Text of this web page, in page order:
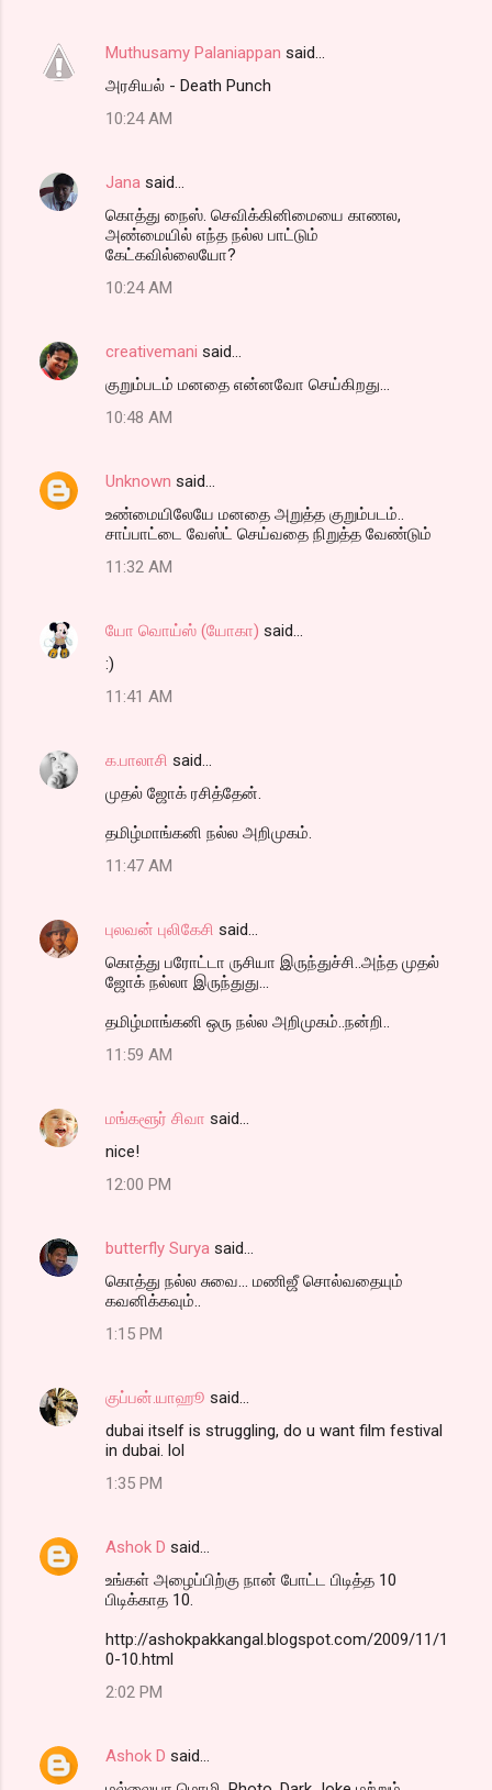
Muthusamy Palaniappan said…
அரசியல் - Death Punch
10:24 AM
Jana said…
கொத்து நைஸ். செவிக்கினிமையை காணல,
அண்மையில் எந்த நல்ல பாட்டும்
கேட்கவில்லையோ?
10:24 AM
creativemani said…
குறும்படம் மனதை என்னவோ செய்கிறது...
10:48 AM
Unknown said…
உண்மையிலேயே மனதை அறுத்த குறும்படம்..
சாப்பாட்டை வேஸ்ட் செய்வதை நிறுத்த வேண்டும்
11:32 AM
யோ வொய்ஸ் (யோகா) said…
:)
11:41 AM
க.பாலாசி said…
முதல் ஜோக் ரசித்தேன்.
தமிழ்மாங்கனி நல்ல அறிமுகம்.
11:47 AM
புலவன் புலிகேசி said…
கொத்து பரோட்டா ருசியா இருந்துச்சி..அந்த முதல்
ஜோக் நல்லா இருந்துது...
தமிழ்மாங்கனி ஒரு நல்ல அறிமுகம்..நன்றி..
11:59 AM
மங்களூர் சிவா said…
nice!
12:00 PM
butterfly Surya said…
கொத்து நல்ல சுவை... மணிஜீ சொல்வதையும்
கவனிக்கவும்..
1:15 PM
குப்பன்.யாஹூ said…
dubai itself is struggling, do u want film festival
in dubai. lol
1:35 PM
Ashok D said…
உங்கள் அழைப்பிற்கு நான் போட்ட பிடித்த 10
பிடிக்காத 10.
http://ashokpakkangal.blogspot.com/2009/11/1
0-10.html
2:02 PM
Ashok D said…